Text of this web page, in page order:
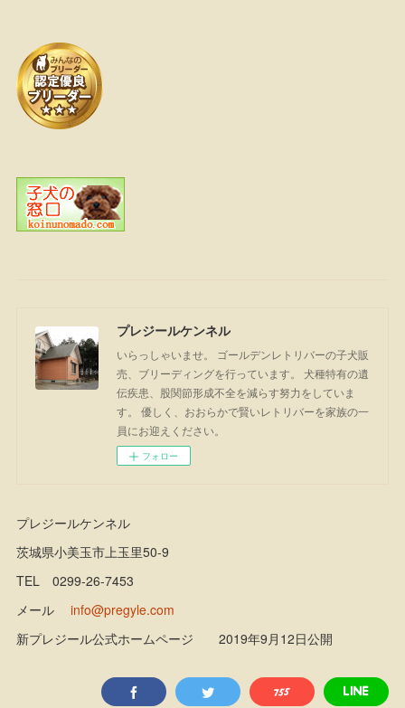
プレジールケンネル
いらっしゃいませ。 ゴールデンレトリバーの子犬販
売、ブリーディングを行っています。 犬種特有の遺
伝疾患、股関節形成不全を減らす努力をしていま
す。 優しく、おおらかで賢いレトリバーを家族の一
員にお迎えください。
フォロー
プレジールケンネル
茨城県小美玉市上玉里50-9
TEL 0299-26-7453
メールinfo@pregyle.com
新プレジール公式ホームページ 2019年9月12日公開